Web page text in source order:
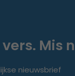
Mis
nieuwsbrief